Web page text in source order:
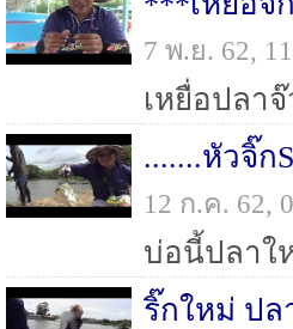
7 พ.ย. 62,
12 ก.ค. 62,
ริ๊กใหม่ ป